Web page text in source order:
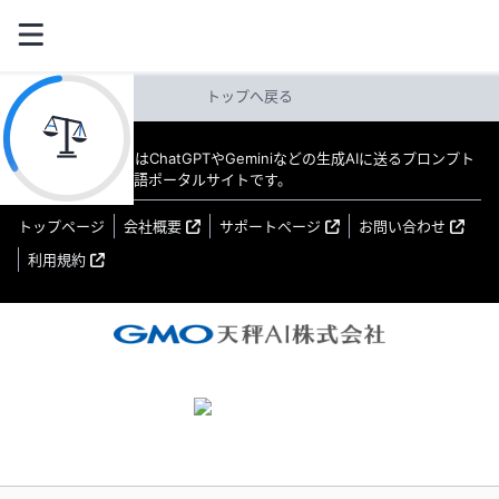
トップへ戻る
教えてAI byGMO はChatGPTやGeminiなどの生成AIに送るプロンプト
（指示文）の日本語ポータルサイトです。
トップページ 会社概要 サポートページ
お問い合わせ
利用規約